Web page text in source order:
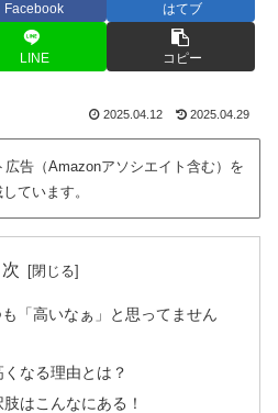
Facebook はてブ
LINE コピー
2025.04.12 2025.04.29
広告（Amazonアソシエイト含む）を
ています。
次
「高いなぁ」と思ってません
なる理由とは？
はこんなにある！